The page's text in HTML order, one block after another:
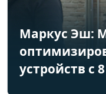
Маркус Эш:
устройств с